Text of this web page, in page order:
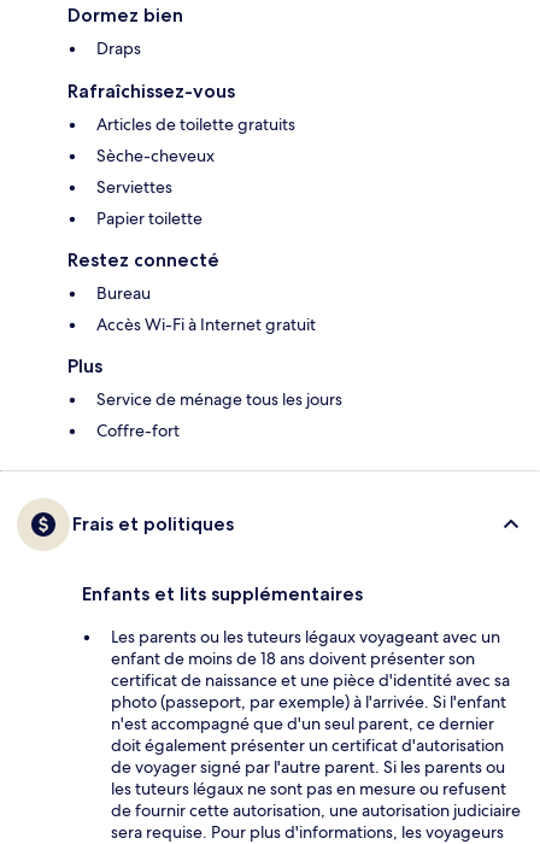
Dormez bien
Draps
Rafraîchissez-vous
Articles de toilette gratuits
Sèche-cheveux
Serviettes
Papier toilette
Restez connecté
Bureau
Accès Wi-Fi à Internet gratuit
Plus
Service de ménage tous les jours
Coffre-fort
Frais et politiques
Enfants et lits supplémentaires
Les parents ou les tuteurs légaux voyageant avec un
enfant de moins de 18 ans doivent présenter son
certificat de naissance et une pièce d'identité avec sa
photo (passeport, par exemple) à l'arrivée. Si l'enfant
n'est accompagné que d'un seul parent, ce dernier
doit également présenter un certificat d'autorisation
de voyager signé par l'autre parent. Si les parents ou
les tuteurs légaux ne sont pas en mesure ou refusent
de fournir cette autorisation, une autorisation judiciaire
sera requise. Pour plus d'informations, les voyageurs